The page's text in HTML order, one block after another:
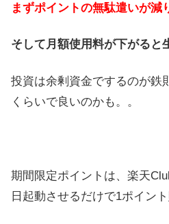
まずポイントの無駄遣いが減
そして月額使用料が下がると
投資は余剰資金でするのが鉄
くらいで良いのかも。。
期間限定ポイントは、楽天
日起動させるだけで1ポイント